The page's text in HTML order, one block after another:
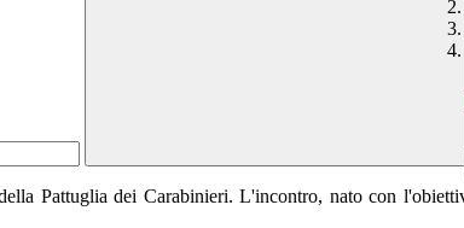
Pattuglia dei Carabinieri. L'incontro, nato con